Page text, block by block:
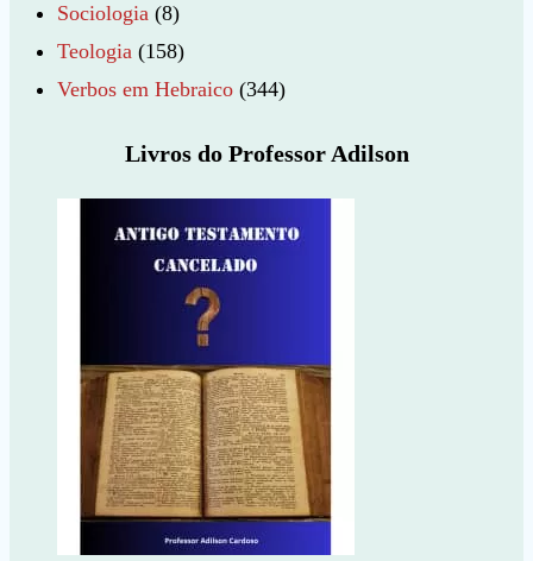
Sociologia (8)
Teologia (158)
Verbos em Hebraico (344)
Livros do Professor Adilson